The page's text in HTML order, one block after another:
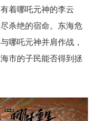
着哪吒元神的李云
杀绝的宿命。东海危
哪吒元神并肩作战，
市的子民能否得到拯